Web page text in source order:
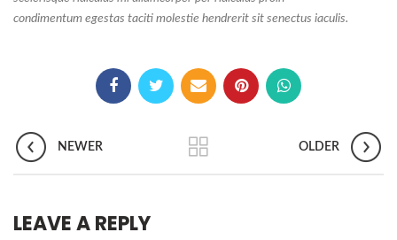
condimentum egestas taciti molestie hendrerit sit senectus iaculis.
NEWER OLDER
LEAVE A REPLY